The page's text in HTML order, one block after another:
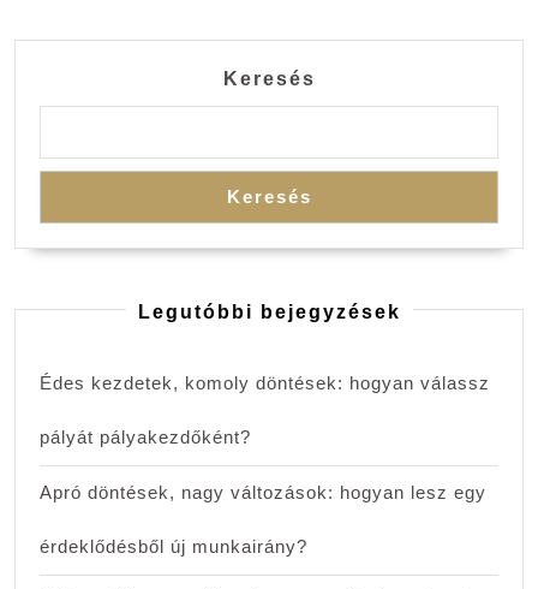
Keresés
Keresés
Legutóbbi bejegyzések
Édes kezdetek, komoly döntések: hogyan válassz
pályát pályakezdőként?
Apró döntések, nagy változások: hogyan lesz egy
érdeklődésből új munkairány?